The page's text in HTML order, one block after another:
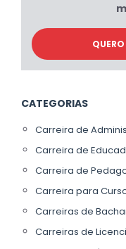
CATEGORIAS
Carreira de
Carreira de
Carreira de
Carreira para
Carreiras de
Carreiras de